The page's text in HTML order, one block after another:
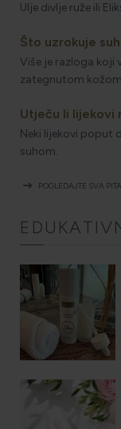
Ulje divlje ruže ili
Što uzrokuje
Više je razloga koji
zategnutom
Utječu li lijekovi
Neki lijekovi poput
suhom.
arrow_right_alt POGLEDAJTE SVA